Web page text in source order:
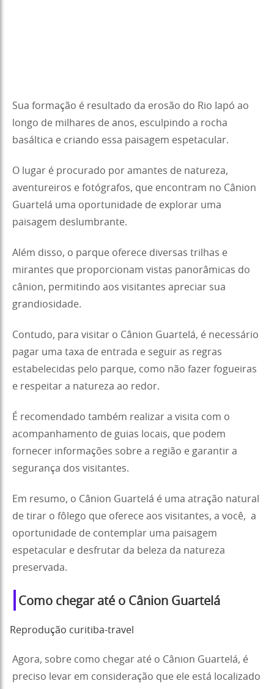
Sua formação é resultado da erosão do Rio Iapó ao
longo de milhares de anos, esculpindo a rocha
basáltica e criando essa paisagem espetacular.
O lugar é procurado por amantes de natureza,
aventureiros e fotógrafos, que encontram no Cânion
Guartelá uma oportunidade de explorar uma
paisagem deslumbrante.
Além disso, o parque oferece diversas trilhas e
mirantes que proporcionam vistas panorâmicas do
cânion, permitindo aos visitantes apreciar sua
grandiosidade.
Contudo, para visitar o Cânion Guartelá, é necessário
pagar uma taxa de entrada e seguir as regras
estabelecidas pelo parque, como não fazer fogueiras
e respeitar a natureza ao redor.
É recomendado também realizar a visita com o
acompanhamento de guias locais, que podem
fornecer informações sobre a região e garantir a
segurança dos visitantes.
Em resumo, o Cânion Guartelá é uma atração natural
de tirar o fôlego que oferece aos visitantes, a você, a
oportunidade de contemplar uma paisagem
espetacular e desfrutar da beleza da natureza
preservada.
Como chegar até o Cânion Guartelá
Reprodução curitiba-travel
Agora, sobre como chegar até o Cânion Guartelá, é
preciso levar em consideração que ele está localizado